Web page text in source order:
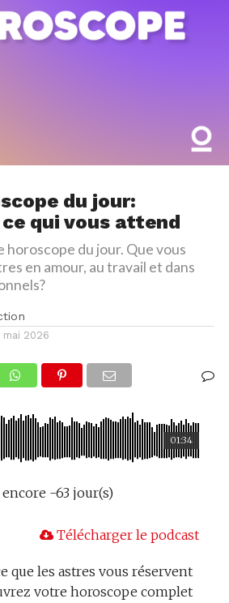
du jour:
qui vous attend
du jour. Que vous
en amour, au travail et dans
mai 2026
01:34
-63 jour(s)
Télécharger le podcast
que les astres vous réservent
votre horoscope complet